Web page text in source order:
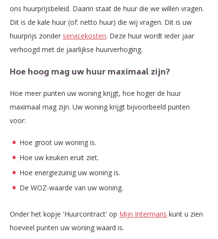
ons huurprijsbeleid. Daarin staat de huur die we willen vragen.
Dit is de kale huur (of: netto huur) die wij vragen. Dit is uw
huurprijs zonder servicekosten. Deze huur wordt ieder jaar
verhoogd met de jaarlijkse huurverhoging.
Hoe hoog mag uw huur maximaal zijn?
Hoe meer punten uw woning krijgt, hoe hoger de huur
maximaal mag zijn. Uw woning krijgt bijvoorbeeld punten
voor:
Hoe groot uw woning is.
Hoe uw keuken eruit ziet.
Hoe energiezuinig uw woning is.
De WOZ-waarde van uw woning.
Onder het kopje 'Huurcontract' op Mijn Intermaris kunt u zien
hoeveel punten uw woning waard is.